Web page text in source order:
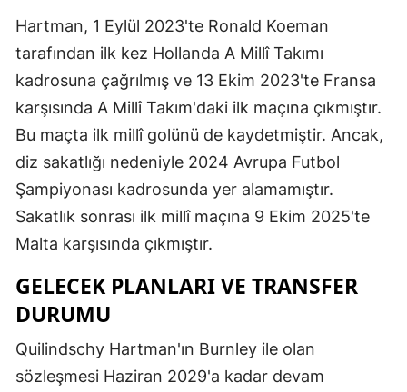
Sinop
Sivas
Tekirdağ
Trabzon
Şanlıurfa
Hartman, 1 Eylül 2023'te Ronald Koeman
tarafından ilk kez Hollanda A Millî Takımı
kadrosuna çağrılmış ve 13 Ekim 2023'te Fransa
karşısında A Millî Takım'daki ilk maçına çıkmıştır.
Bu maçta ilk millî golünü de kaydetmiştir. Ancak,
diz sakatlığı nedeniyle 2024 Avrupa Futbol
Şampiyonası kadrosunda yer alamamıştır.
Sakatlık sonrası ilk millî maçına 9 Ekim 2025'te
Malta karşısında çıkmıştır.
GELECEK PLANLARI VE TRANSFER
DURUMU
Quilindschy Hartman'ın Burnley ile olan
sözleşmesi Haziran 2029'a kadar devam